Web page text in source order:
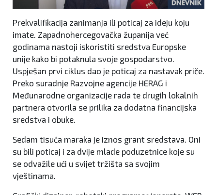
Prekvalifikacija zanimanja ili poticaj za ideju koju
imate. Zapadnohercegovačka županija već
godinama nastoji iskoristiti sredstva Europske
unije kako bi potaknula svoje gospodarstvo.
Uspješan prvi ciklus dao je poticaj za nastavak priče.
Preko suradnje Razvojne agencije HERAG i
Međunarodne organizacije rada te drugih lokalnih
partnera otvorila se prilika za dodatna financijska
sredstva i obuke.
Sedam tisuća maraka je iznos grant sredstava. Oni
su bili poticaj i za dvije mlade poduzetnice koje su
se odvažile ući u svijet tržišta sa svojim
vještinama.